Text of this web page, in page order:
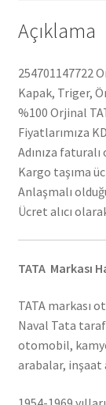
Açıklama
254701147722
Kapak, Triger,
%100 Orjinal
Fiyatlarımıza
Adınıza
Kargo taşıma
Anlaşmalı
Ücret alıcı
TATA Markası
TATA markası
Naval Tata
otomobil,
arabalar, inşaat